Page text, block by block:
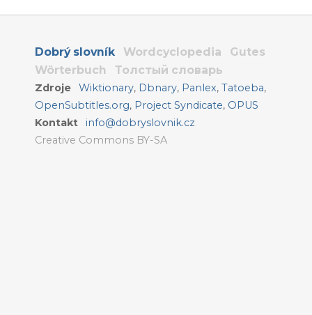
Dobrý slovník Wordcyclopedia
Gutes
Wörterbuch
Толстый словарь
Zdroje Wiktionary, Dbnary, Panlex,Tatoeba,
OpenSubtitles.org, Project Syndicate, OPUS
Kontakt
info@dobryslovnik.cz
Creative Commons BY-SA